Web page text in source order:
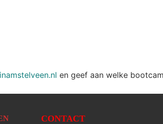
en geef aan welke
CONTACT